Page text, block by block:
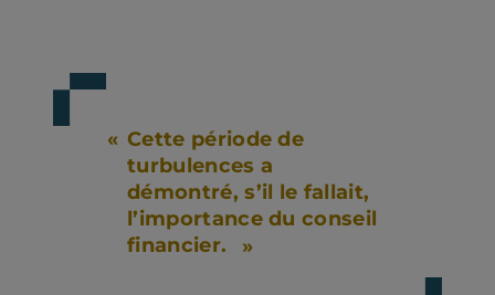
Cette période de
turbulences a
démontré, s’il le fallait,
l’importance du conseil
financier.